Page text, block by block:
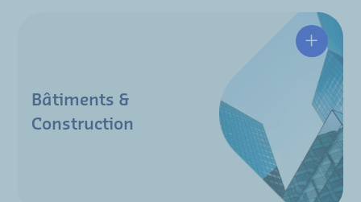
Bâtiments &
Construction